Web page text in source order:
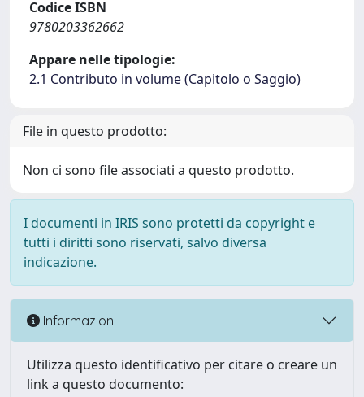
Codice ISBN
9780203362662
Appare nelle tipologie:
2.1 Contributo in volume (Capitolo o Saggio)
File in questo prodotto:
Non ci sono file associati a questo prodotto.
I documenti in IRIS sono protetti da copyright e
tutti i diritti sono riservati, salvo diversa
indicazione.
Informazioni
Utilizza questo identificativo per citare o creare un
link a questo documento: